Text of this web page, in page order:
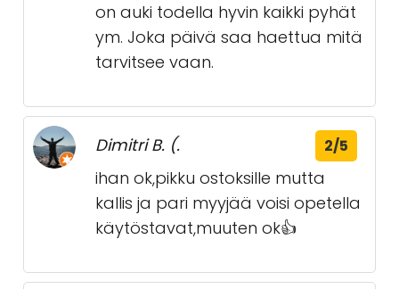
on auki todella hyvin kaikki pyhät
ym. Joka päivä saa haettua mitä
tarvitsee vaan.
Dimitri B. (. 2/5
ihan ok,pikku ostoksille mutta
kallis ja pari myyjää voisi opetella
käytöstavat,muuten ok👍